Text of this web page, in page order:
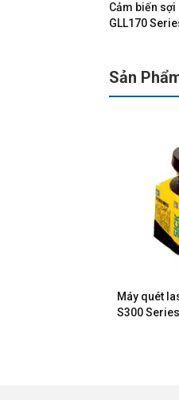
Cảm biến
GLL170
Sản
Máy quét
S300